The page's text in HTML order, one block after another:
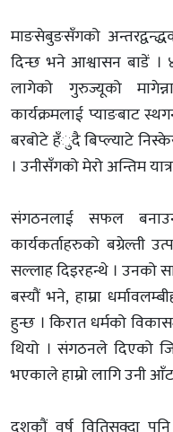
माङसेबुङसँगको
दिन्छ भने आश्वासन बाडें
लागेको गुरुज्यूको
कार्यक्रमलाई प्याङबाट
बरबोटे हँुदै बिप्ल्याटे
। उनीसँगको मेरो अन्तिम
संगठनलाई सफल
कार्यकर्ताहरुको बग्रेल्ती
सल्लाह दिइरहन्थे । उनको
बस्यौं भने, हाम्रा
हुन्छ । किरात धर्मको
थियो । संगठनले दिएको
भएकाले हाम्रो लागि उनी